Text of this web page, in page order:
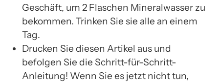
Geschäft, um 2 Flaschen Mineralwasser zu
bekommen. Trinken Sie sie alle an einem
Tag.
Drucken Sie diesen Artikel aus und
befolgen Sie die Schritt-für-Schritt-
Anleitung! Wenn Sie es jetzt nicht tun,